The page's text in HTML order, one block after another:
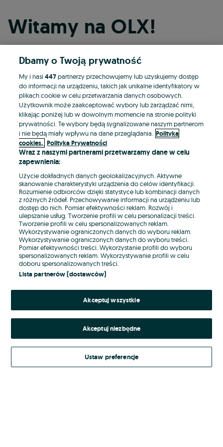
Witamy na OLX!
Kontynuuj przez Facebooka
Kontynuuj przez konto Apple
Kontynuuj przez konto Google
LUB
E-mail
Hasło
Nie pamiętasz hasła?
Zaloguj się
Kontynuując za pośrednictwem jednego z dostawców wskazanych powyżej,
Regulamin serwisuOLX.pl w jego aktualnym brzmieniu.
Dbamy o Twoją prywatność
My i nasi447partnerzy przechowujemy lub uzyskujemy dostęp
do informacji na urządzeniu, takich jak unikalne identyfikatory w
plikach cookie w celu przetwarzania danych osobowych.
Użytkownik może zaakceptować wybory lub zarządzać nimi,
klikając poniżej lub w dowolnym momencie na stronie polityki
prywatności. Te wybory będą sygnalizowane naszym partnerom
i nie będą miały wpływu na dane przeglądania. Polityka
cookies, Polityka Prywatności
Wraz z naszymi partnerami przetwarzamy dane w celu
zapewnienia:
Użycie dokładnych danych geolokalizacyjnych. Aktywne
skanowanie charakterystyki urządzenia do celów identyfikacji.
Rozumienie odbiorców dzięki statystyce lub kombinacji danych
z różnych źródeł. Przechowywanie informacji na urządzeniu lub
dostęp do nich. Pomiar efektywności reklam. Rozwój i
ulepszanie usług. Tworzenie profili w celu personalizacji treści.
Tworzenie profili w celu spersonalizowanych reklam.
Wykorzystywanie ograniczonych danych do wyboru reklam.
Wykorzystywanie ograniczonych danych do wyboru treści.
Pomiar efektywności treści. Wykorzystanie profili do wyboru
spersonalizowanych reklam. Wykorzystywanie profili w celu
doboru spersonalizowanych treści.
Lista partnerów (dostawców)
Akceptuj wszystkie
Akceptuj niezbędne
Ustaw preferencje